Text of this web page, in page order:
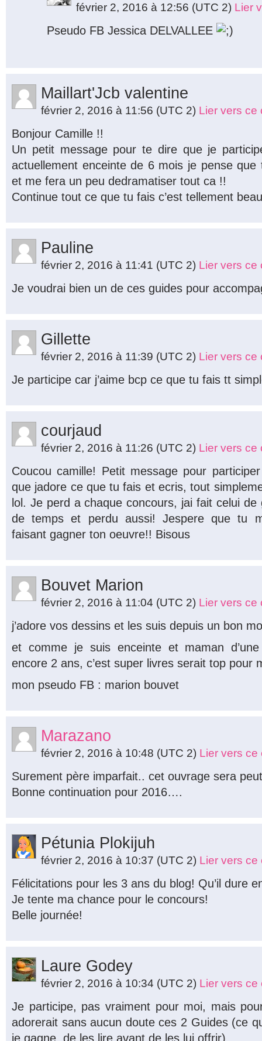
février 2, 2016 à 12:56 (UTC 2) Lier
Pseudo FB Jessica DELVALLEE
Maillart'Jcb valentine
février 2, 2016 à 11:56 (UTC 2) Lier vers ce
Bonjour Camille !!
Un petit message pour te dire que je
actuellement enceinte de 6 mois je pense
et me fera un peu dedramatiser tout ca !!
Continue tout ce que tu fais c’est tellement
Pauline
février 2, 2016 à 11:41 (UTC 2) Lier vers ce
Je voudrai bien un de ces guides pour
Gillette
février 2, 2016 à 11:39 (UTC 2) Lier vers ce
Je participe car j’aime bcp ce que tu fais tt
courjaud
février 2, 2016 à 11:26 (UTC 2) Lier vers ce
Coucou camille! Petit message pour
que jadore ce que tu fais et ecris, tout
lol. Je perd a chaque concours, jai fait celui
de temps et perdu aussi! Jespere que tu
faisant gagner ton oeuvre!! Bisous
Bouvet Marion
février 2, 2016 à 11:04 (UTC 2) Lier vers ce
j’adore vos dessins et les suis depuis un bon
et comme je suis enceinte et maman
encore 2 ans, c’est super livres serait top pour
mon pseudo FB : marion bouvet
Marazano
février 2, 2016 à 10:48 (UTC 2) Lier vers ce
Surement père imparfait.. cet ouvrage sera
Bonne continuation pour 2016….
Pétunia Plokijuh
février 2, 2016 à 10:37 (UTC 2) Lier vers ce
Félicitations pour les 3 ans du blog! Qu’il dure
Je tente ma chance pour le concours!
Belle journée!
Laure Godey
février 2, 2016 à 10:34 (UTC 2) Lier vers ce
Je participe, pas vraiment pour moi, mais
adorerait sans aucun doute ces 2 Guides (ce
je gagne, de les lire avant de les lui offrir).